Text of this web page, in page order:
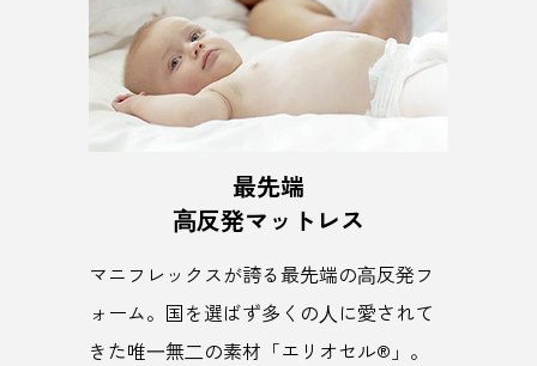
最先端
⾼反発マットレス
マニフレックスが誇る最先端の⾼反発フ
ォーム。国を選ばず多くの⼈に愛されて
きた唯⼀無⼆の素材「エリオセル®」。